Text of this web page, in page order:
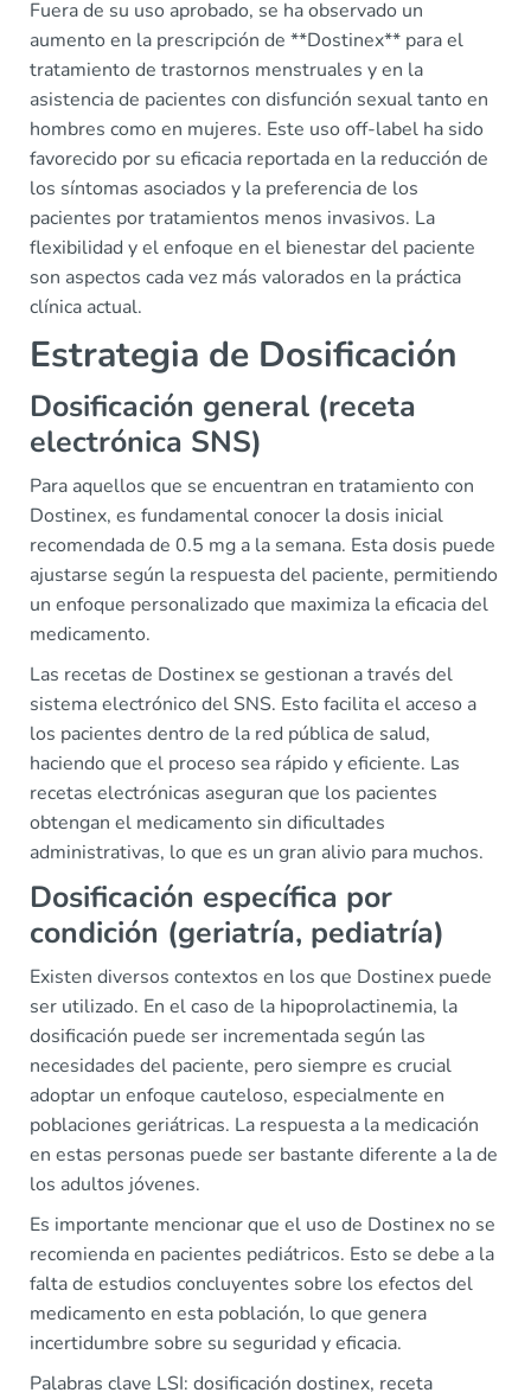
Fuera de su uso aprobado, se ha observado un
aumento en la prescripción de **Dostinex** para el
tratamiento de trastornos menstruales y en la
asistencia de pacientes con disfunción sexual tanto en
hombres como en mujeres. Este uso off-label ha sido
favorecido por su eficacia reportada en la reducción de
los síntomas asociados y la preferencia de los
pacientes por tratamientos menos invasivos. La
flexibilidad y el enfoque en el bienestar del paciente
son aspectos cada vez más valorados en la práctica
clínica actual.
Estrategia de Dosificación
Dosificación general (receta
electrónica SNS)
Para aquellos que se encuentran en tratamiento con
Dostinex, es fundamental conocer la dosis inicial
recomendada de 0.5 mg a la semana. Esta dosis puede
ajustarse según la respuesta del paciente, permitiendo
un enfoque personalizado que maximiza la eficacia del
medicamento.
Las recetas de Dostinex se gestionan a través del
sistema electrónico del SNS. Esto facilita el acceso a
los pacientes dentro de la red pública de salud,
haciendo que el proceso sea rápido y eficiente. Las
recetas electrónicas aseguran que los pacientes
obtengan el medicamento sin dificultades
administrativas, lo que es un gran alivio para muchos.
Dosificación específica por
condición (geriatría, pediatría)
Existen diversos contextos en los que Dostinex puede
ser utilizado. En el caso de la hipoprolactinemia, la
dosificación puede ser incrementada según las
necesidades del paciente, pero siempre es crucial
adoptar un enfoque cauteloso, especialmente en
poblaciones geriátricas. La respuesta a la medicación
en estas personas puede ser bastante diferente a la de
los adultos jóvenes.
Es importante mencionar que el uso de Dostinex no se
recomienda en pacientes pediátricos. Esto se debe a la
falta de estudios concluyentes sobre los efectos del
medicamento en esta población, lo que genera
incertidumbre sobre su seguridad y eficacia.
Palabras clave LSI: dosificación dostinex, receta